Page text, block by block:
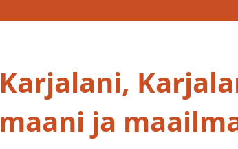
Karjalani,
maani ja